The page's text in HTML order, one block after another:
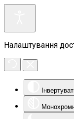
Налаштування